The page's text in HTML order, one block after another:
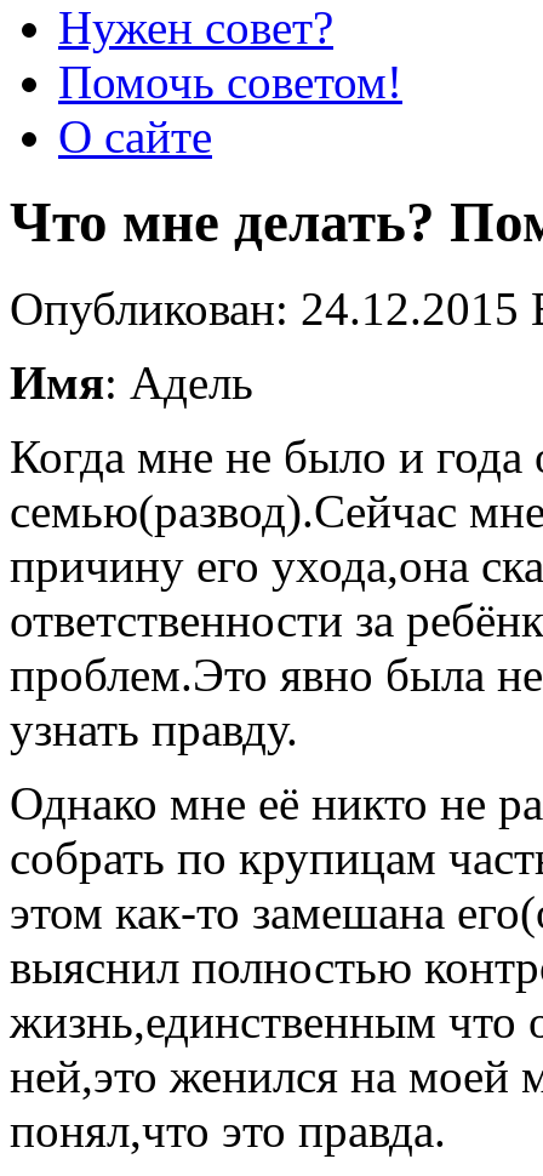
Нужен совет?
Помочь советом!
О сайте
Что мне делать?
Опубликован:
Имя: Адель
Когда мне не было и года
семью(развод).Сейчас
причину его ухода,она
ответственности за
проблем.Это явно была
узнать правду.
Однако мне её никто не
собрать по крупицам
этом как-то замешана
выяснил полностью
жизнь,единственным что
ней,это женился на моей
понял,что это правда.